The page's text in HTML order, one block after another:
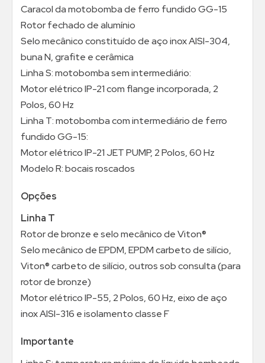
Caracol da motobomba de ferro fundido GG-15
Rotor fechado de alumínio
Selo mecânico constituído de aço inox AISI-304,
buna N, grafite e cerâmica
Linha S: motobomba sem intermediário:
Motor elétrico IP-21 com flange incorporada, 2
Polos, 60 Hz
Linha T: motobomba com intermediário de ferro
fundido GG-15:
Motor elétrico IP-21 JET PUMP, 2 Polos, 60 Hz
Modelo R: bocais roscados
Opções
Linha T
Rotor de bronze e selo mecânico de Viton®
Selo mecânico de EPDM, EPDM carbeto de silício,
Viton® carbeto de silício, outros sob consulta (para
rotor de bronze)
Motor elétrico IP-55, 2 Polos, 60 Hz, eixo de aço
inox AISI-316 e isolamento classe F
Importante